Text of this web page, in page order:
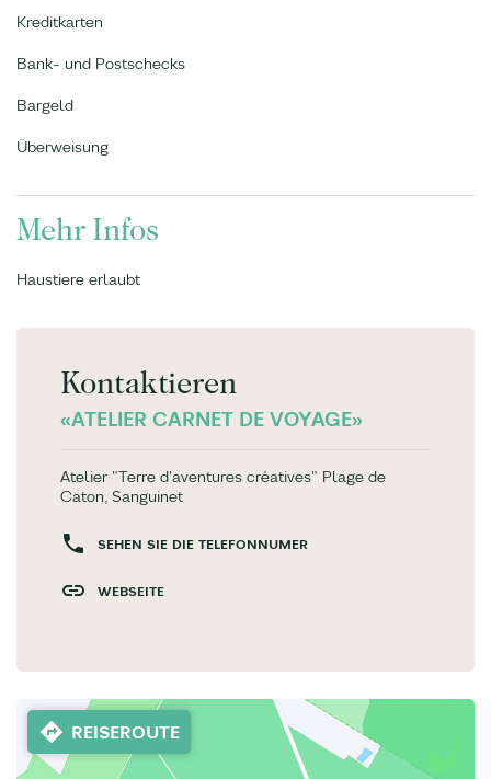
Kreditkarten
Bank- und Postschecks
Bargeld
Überweisung
Mehr Infos
Haustiere erlaubt
Kontaktieren
«ATELIER CARNET DE VOYAGE»
Atelier "Terre d'aventures créatives" Plage de
Caton, Sanguinet
SEHEN SIE DIE TELEFONNUMER
WEBSEITE
REISEROUTE